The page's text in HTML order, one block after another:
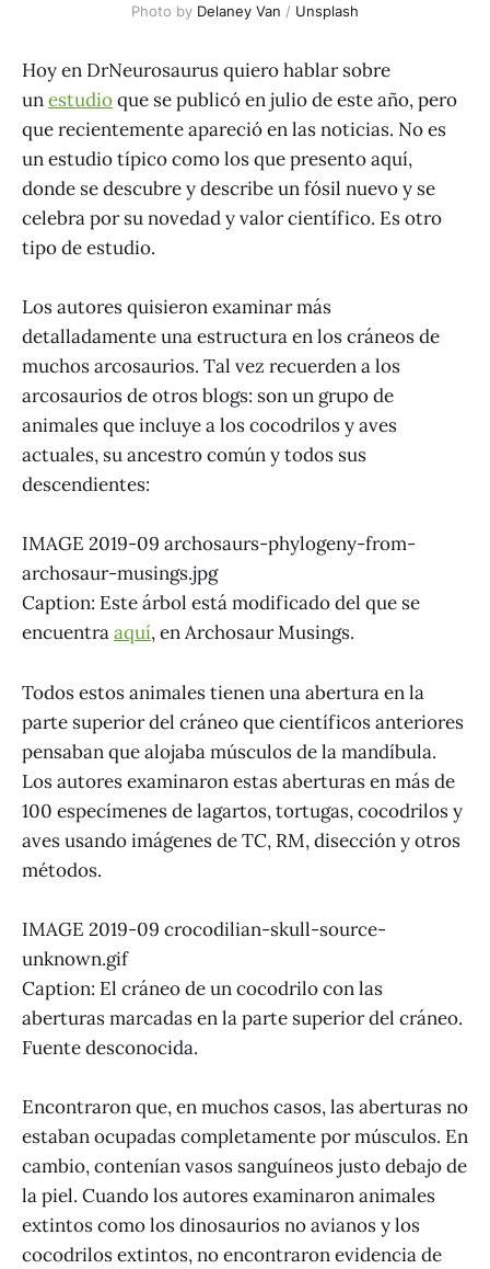
Photo by Delaney Van / Unsplash
Hoy en DrNeurosaurus quiero hablar sobre
unestudioque se publicó en julio de este año, pero
que recientemente apareció en las noticias. No es
un estudio típico como los que presento aquí,
donde se descubre y describe un fósil nuevo y se
celebra por su novedad y valor científico. Es otro
tipo de estudio.
Los autores quisieron examinar más
detalladamente una estructura en los cráneos de
muchos arcosaurios. Tal vez recuerden a los
arcosaurios de otros blogs: son un grupo de
animales que incluye a los cocodrilos y aves
actuales, su ancestro común y todos sus
descendientes:
IMAGE 2019-09 archosaurs-phylogeny-from-
archosaur-musings.jpg
Caption: Este árbol está modificado del que se
encuentraaquí, en Archosaur Musings.
Todos estos animales tienen una abertura en la
parte superior del cráneo que científicos anteriores
pensaban que alojaba músculos de la mandíbula.
Los autores examinaron estas aberturas en más de
100 especímenes de lagartos, tortugas, cocodrilos y
aves usando imágenes de TC, RM, disección y otros
métodos.
IMAGE 2019-09 crocodilian-skull-source-
unknown.gif
Caption: El cráneo de un cocodrilo con las
aberturas marcadas en la parte superior del cráneo.
Fuente desconocida.
Encontraron que, en muchos casos, las aberturas no
estaban ocupadas completamente por músculos. En
cambio, contenían vasos sanguíneos justo debajo de
la piel. Cuando los autores examinaron animales
extintos como los dinosaurios no avianos y los
cocodrilos extintos, no encontraron evidencia de